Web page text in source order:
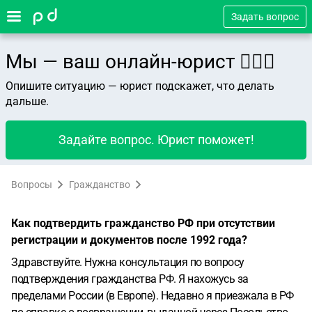
Задать вопрос
Мы — ваш онлайн-юрист 👨🏻‍⚖️
Опишите ситуацию — юрист подскажет, что делать
дальше.
Задайте вопрос. Юрист поможет!
Вопросы Гражданство
Как подтвердить гражданство РФ при отсутствии
регистрации и документов после 1992 года?
Здравствуйте. Нужна консультация по вопросу
подтверждения гражданства РФ. Я нахожусь за
пределами России (в Европе). Недавно я приезжала в РФ